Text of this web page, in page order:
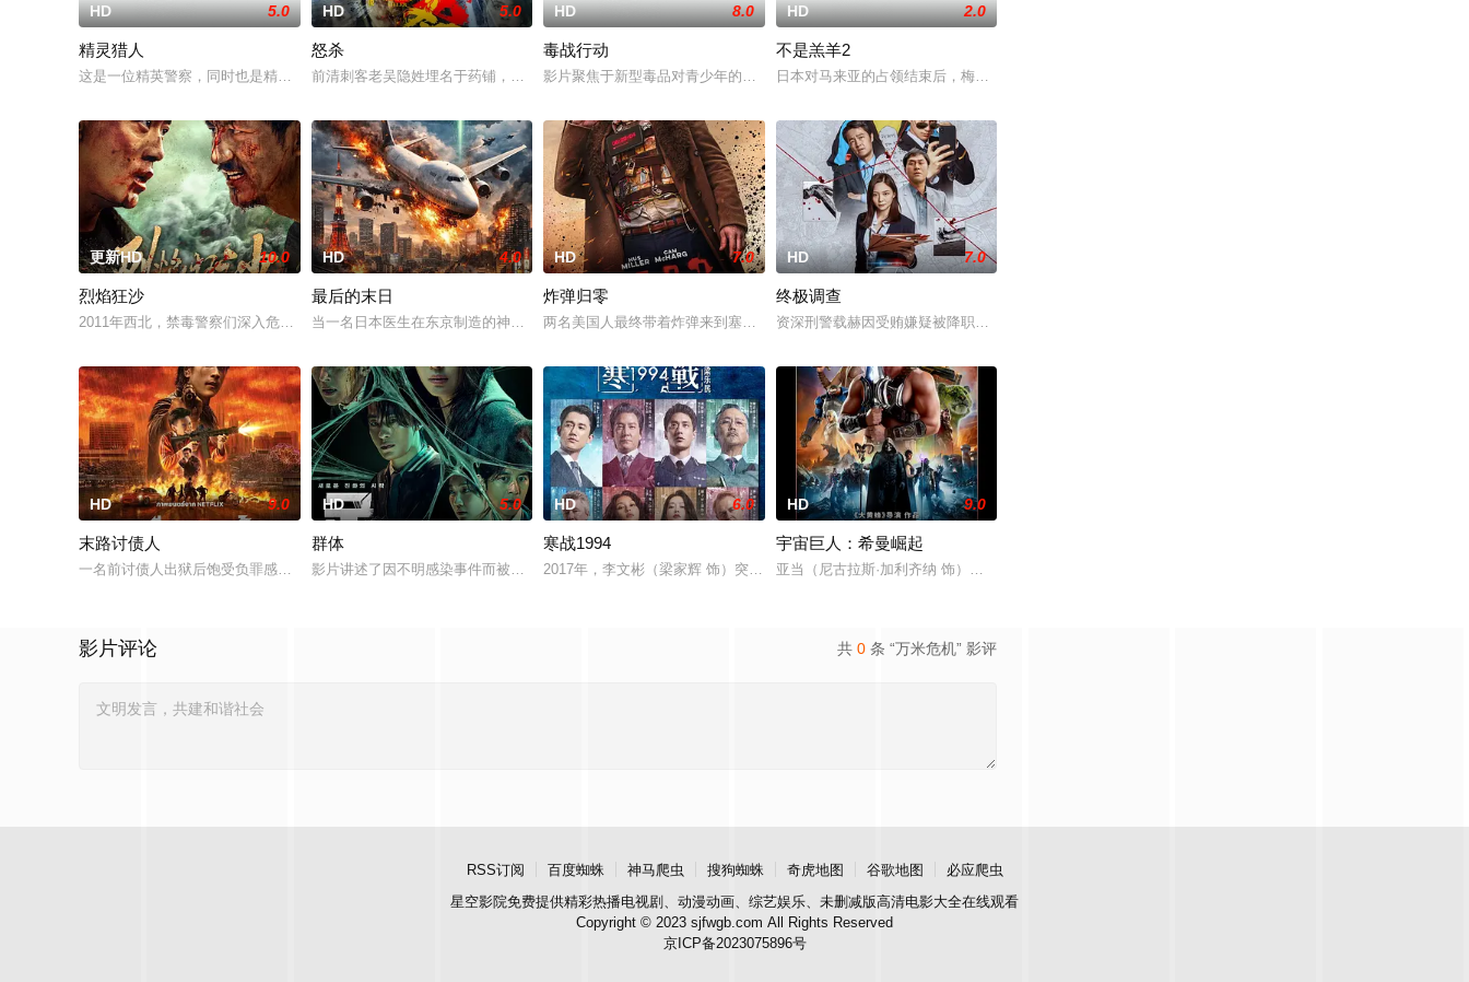
HD 5.0
精灵猎人
这是一位精英警察，同时也是精灵猎手。在调查一系列血腥谋杀案的过程中，他面临着来自超自然界的威胁。为了维护两个世界的平
HD 5.0
怒杀
前清刺客老吴隐姓埋名于药铺，却为守护单亲母女小茜和依依，被迫出手击杀黑帮一伙而暴露身份。幕后黑手向爷派杀手左轮抓住母
HD 8.0
毒战行动
影片聚焦于新型毒品对青少年的危害，对社会秩序的破坏为主题，旨在通过电影让观众意识到毒品的可怕，着重塑造了缉毒警察在危
HD 2.0
不是羔羊2
日本对马来亚的占领结束后，梅尔在新加坡的特别行动组担任警察。这一次，他要对付的是黑帮，其中大多数
更新HD 10.0
烈焰狂沙
2011年西北，禁毒警察们深入危险境地，与毒贩展开了一场惊心动魄的较量。三年后，杨天追查战友马超遇害案件，抽丝剥茧，
HD 4.0
最后的末日
当一名日本医生在东京制造的神秘病毒逃脱控制时，世界陷入混乱。一种医学异常迅速演变为一种全球现象，在两大洲以怪异、不可
HD 7.0
炸弹归零
两名美国人最终带着炸弹来到塞内加尔达喀尔，花了十个小时才找到原因。
HD 7.0
终极调查
资深刑警载赫因受贿嫌疑被降职至乡下警局，在琐碎日常中消磨意志。一桩牵涉两名嫌疑人的神秘谋杀案，让
HD 9.0
末路讨债人
一名前讨债人出狱后饱受负罪感折磨，在绝症逼近之际争分夺秒，重返旧日世界，为高利贷受害者复仇。
HD 5.0
群体
影片讲述了因不明感染事件而被封锁的建筑内，孤立无援的幸存者们对抗以无法预测形态进化的感染者的故事。
HD 6.0
寒战1994
2017年，李文彬（梁家辉 饰）突然失踪，与此同时，蔡元祺在英国惨遭暗杀。为此，刘杰辉（郭富城 饰）向简奥伟（周润发
HD 9.0
宇宙巨人：希曼崛起
亚当（尼古拉斯·加利齐纳 饰）在神秘圣剑的召唤下，尘封十五年的异世界王子身份觉醒，平凡人生被彻底颠
共 0 条 “万米危机” 影评
影片评论
RSS订阅 百度蜘蛛 神马爬虫 搜狗蜘蛛 奇虎地图 谷歌地图
必应爬虫
星空影院免费提供精彩热播电视剧、动漫动画、综艺娱乐、未删减版高清电影大全在线观看
Copyright © 2023 sjfwgb.com All Rights Reserved
京ICP备2023075896号